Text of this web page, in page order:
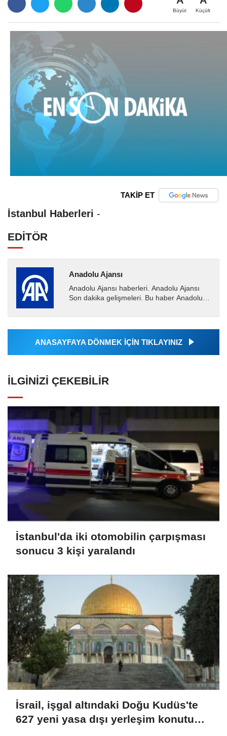
Büyüt Küçült
TAKİP ET
İstanbul Haberleri -
EDİTÖR
Anadolu Ajansı
Anadolu Ajansı haberleri. Anadolu Ajansı
Son dakika gelişmeleri. Bu haber Anadolu
Ajansı tarafından...
ANASAYFAYA DÖNMEK İÇİN TIKLAYINIZ
İLGINIZI ÇEKEBILIR
İstanbul'da iki otomobilin çarpışması
sonucu 3 kişi yaralandı
İsrail, işgal altındaki Doğu Kudüs'te
627 yeni yasa dışı yerleşim konutu